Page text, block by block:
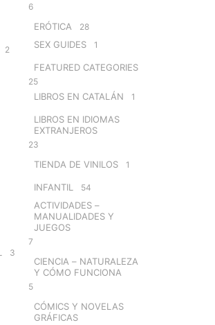
2
3
6
ERÓTICA 28
SEX GUIDES 1
FEATURED CATEGORIES
25
LIBROS EN CATALÁN 1
LIBROS EN IDIOMAS
EXTRANJEROS
23
TIENDA DE VINILOS 1
INFANTIL 54
ACTIVIDADES –
MANUALIDADES Y
JUEGOS
7
CIENCIA – NATURALEZA
Y CÓMO FUNCIONA
5
CÓMICS Y NOVELAS
GRÁFICAS